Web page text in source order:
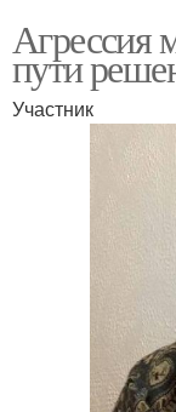
Агрессия
пути
Участник